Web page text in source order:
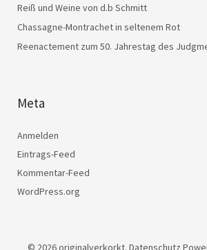
Reiß und Weine von d.b Schmitt
Chassagne-Montrachet in seltenem Rot
Reenactement zum 50. Jahrestag des
Meta
Anmelden
Eintrags-Feed
Kommentar-Feed
WordPress.org
© 2026originalverkorkt. Datenschutz